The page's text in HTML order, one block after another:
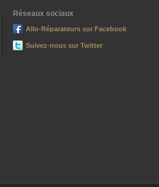
Réseaux sociaux
Allo-Réparateurs sur Facebook
Suivez-nous sur Twitter